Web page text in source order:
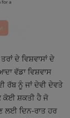
ਦੇ ਵਿਸ਼ਵਾਸਾਂ ਦੇ
ਵੱਡਾ ਵਿਸ਼ਵਾਸ
ਰੱਬ ਨੂੰ ਜਾਂ ਦੇਵੀ ਦੇਵਤੇ
ਕੋਈ ਸ਼ਕਤੀ ਹੈ ਜੋ
ਲਈ ਦਿਨ-ਰਾਤ ਹਰ